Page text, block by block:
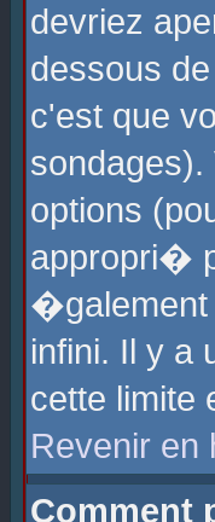
devriez
dessous
c'est que
sondages).
options
appropri�
�galement
infini. Il y a
cette limite
Revenir en
Comment